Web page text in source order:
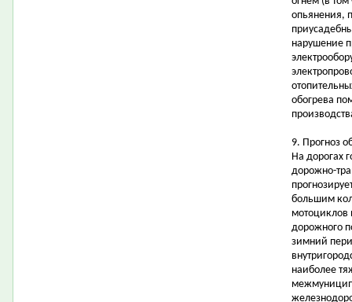
опьянения,
нарушение
обогрева
9. Прогноз
На дорогах
дорожно-
большим
мотоциклов
дорожного
зимний
наиболее